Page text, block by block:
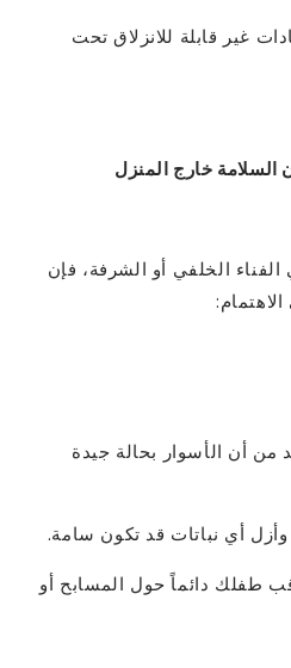
غير قابلة للانزلاق تحت
الخلفي أو الشرفة، فإن
من أن الأسوار بحالة جيدة
أي نباتات قد تكون سامة.
طفلك دائماً حول المسابح أو